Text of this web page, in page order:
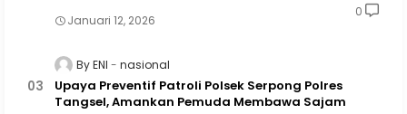
Januari 12, 2026
0
By ENI nasional
Upaya Preventif Patroli Polsek Serpong Polres
Tangsel, Amankan Pemuda Membawa Sajam